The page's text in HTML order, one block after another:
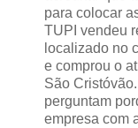
para colocar
TUPI vendeu
localizado no
e comprou o
São
perguntam
empresa com